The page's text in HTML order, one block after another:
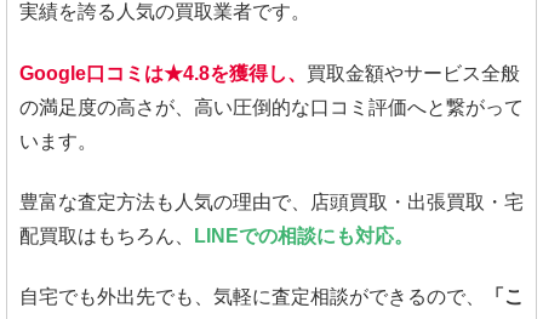
実績を誇る人気の買取業者です。
Google口コミは★4.8を獲得し、 買取金額やサービス全般
の満足度の高さが、高い圧倒的な口コミ評価へと繋がって
います。
豊富な査定方法も人気の理由で、店頭買取・出張買取・宅
配買取はもちろん、
LINEでの相談にも対応。
自宅でも外出先でも、気軽に査定相談ができるので、
「こ